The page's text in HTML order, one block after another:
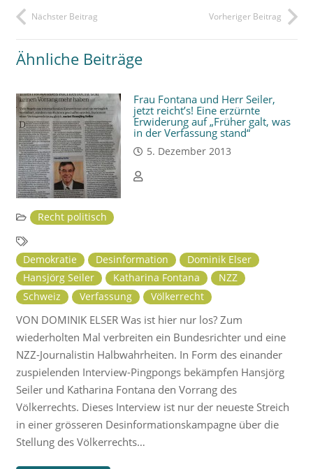
Nächster Beitrag Vorheriger Beitrag
Ähnliche Beiträge
Frau Fontana und Herr Seiler,
jetzt reicht’s! Eine erzürnte
Erwiderung auf „Früher galt, was
in der Verfassung stand“
5. Dezember 2013
Recht politisch
Demokratie Desinformation
Dominik Elser
Hansjörg Seiler
Katharina Fontana
NZZ
Schweiz
Verfassung Völkerrecht
VON DOMINIK ELSER Was ist hier nur los? Zum
wiederholten Mal verbreiten ein Bundesrichter und eine
NZZ-Journalistin Halbwahrheiten. In Form des einander
zuspielenden Interview-Pingpongs bekämpfen Hansjörg
Seiler und Katharina Fontana den Vorrang des
Völkerrechts. Dieses Interview ist nur der neueste Streich
in einer grösseren Desinformationskampagne über die
Stellung des Völkerrechts…